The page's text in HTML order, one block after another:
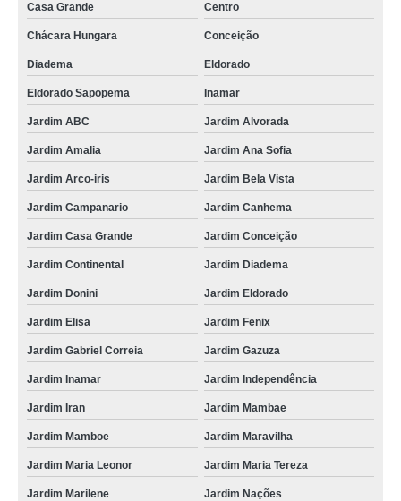
Casa Grande Centro
Chácara Hungara Conceição
Diadema Eldorado
Eldorado Sapopema Inamar
Jardim ABC Jardim Alvorada
Jardim Amalia Jardim Ana Sofia
Jardim Arco-iris Jardim Bela Vista
Jardim Campanario Jardim Canhema
Jardim Casa Grande Jardim Conceição
Jardim Continental Jardim Diadema
Jardim Donini Jardim Eldorado
Jardim Elisa Jardim Fenix
Jardim Gabriel Correia Jardim Gazuza
Jardim Inamar Jardim Independência
Jardim Iran Jardim Mambae
Jardim Mamboe Jardim Maravilha
Jardim Maria Leonor Jardim Maria Tereza
Jardim Marilene Jardim Nações